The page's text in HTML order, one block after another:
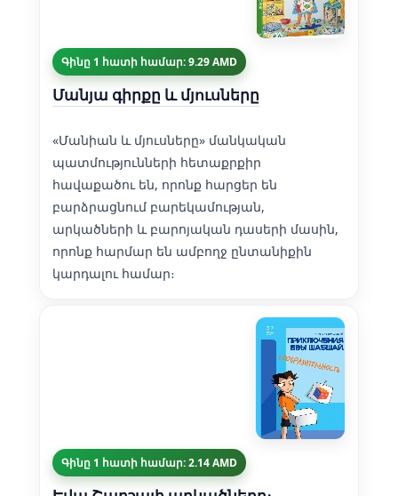
Գինը 1 հատի համար: 9.29 AMD
Մանյա գիրքը և մյուսները
«Մանիան և մյուսները» մանկական
պատմությունների հետաքրքիր
հավաքածու են, որոնք հարցեր են
բարձրացնում բարեկամության,
արկածների և բարոյական դասերի մասին,
որոնք հարմար են ամբողջ ընտանիքին
կարդալու համար։
Գինը 1 հատի համար: 2.14 AMD